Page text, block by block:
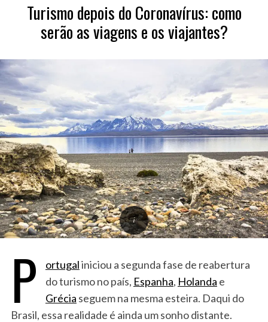
Turismo depois do Coronavírus: como
serão as viagens e os viajantes?
P ortugaliniciou a segunda fase de reabertura
do turismo no país, Espanha, Holanda e
Grécia seguem na mesma esteira. Daqui do
Brasil, essa realidade é ainda um sonho distante.